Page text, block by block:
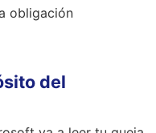
obligación
del